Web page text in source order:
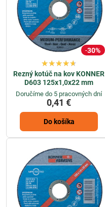
30%
Rezný kotúč na kov KONNER
D603 125x1,0x22 mm
Doručíme do 5 pracovných dní
0,41 €
Do košíka